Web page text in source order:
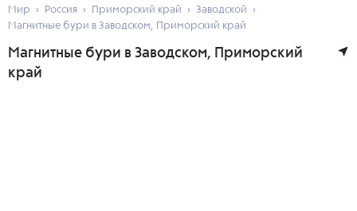
Мир Россия Приморский край
Заводской
Магнитные бури в Заводском, Приморский край
Магнитные бури в Заводском, Приморский
край